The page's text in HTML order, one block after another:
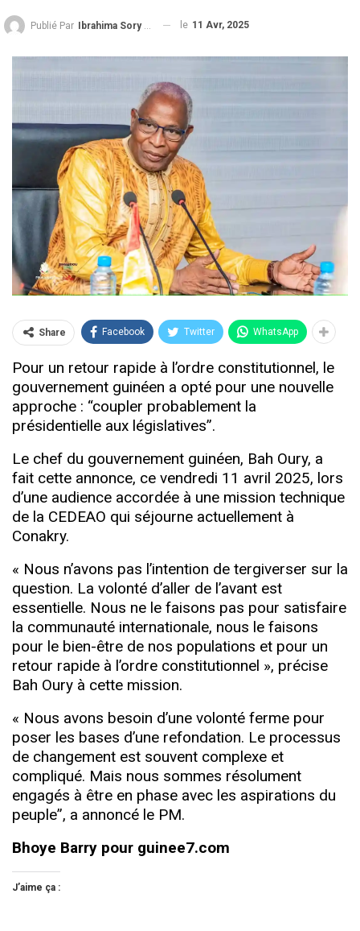
Publié Par Ibrahima Sory Diallo le 11 Avr, 2025
Share Facebook Twitter WhatsApp
Pour un retour rapide à l’ordre constitutionnel, le
gouvernement guinéen a opté pour une nouvelle
approche : “coupler probablement la
présidentielle aux législatives”.
Le chef du gouvernement guinéen, Bah Oury, a
fait cette annonce, ce vendredi 11 avril 2025, lors
d’une audience accordée à une mission technique
de la CEDEAO qui séjourne actuellement à
Conakry.
« Nous n’avons pas l’intention de tergiverser sur la
question. La volonté d’aller de l’avant est
essentielle. Nous ne le faisons pas pour satisfaire
la communauté internationale, nous le faisons
pour le bien-être de nos populations et pour un
retour rapide à l’ordre constitutionnel », précise
Bah Oury à cette mission.
« Nous avons besoin d’une volonté ferme pour
poser les bases d’une refondation. Le processus
de changement est souvent complexe et
compliqué. Mais nous sommes résolument
engagés à être en phase avec les aspirations du
peuple”, a annoncé le PM.
Bhoye Barry pour guinee7.com
J’aime ça :